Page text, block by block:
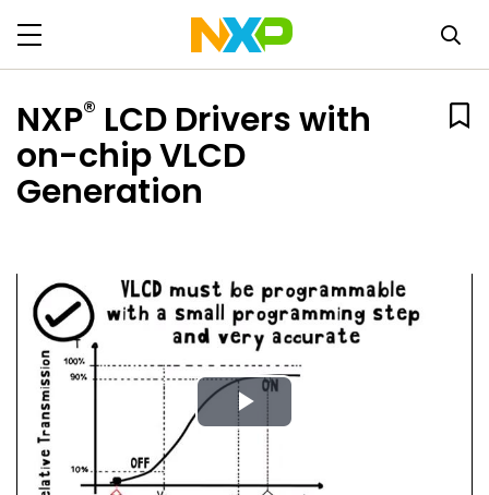
NXP® LCD Drivers with
on-chip VLCD
Generation
Play
Video